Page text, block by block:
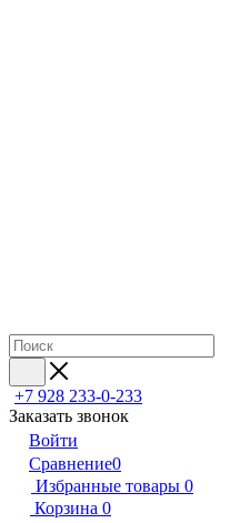
+7 928 233-0-233
Заказать звонок
Войти
Сравнение0
Избранные товары 0
Корзина 0